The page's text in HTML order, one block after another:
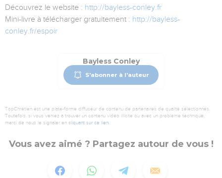
Découvrez le website : http://bayless-conley.fr
Mini-livre à télécharger gratuitement : http://bayless-
conley.fr/espoir
Bayless Conley
S'abonner à l'auteur
TopChrétien est une plate-forme diffuseur de contenu de partenaires de qualité sélectionnés.
Toutefois, si vous veniez à trouver un contenu vidéo illicite ou avec un problème technique,
merci de nous le signaler en cliquant sur ce lien.
Vous avez aimé ? Partagez autour de vous !